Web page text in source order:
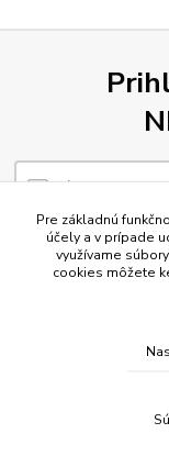
Súhlasím so
Nepremeškajte
Pre základnú
účely a v prípade
využívame
cookies môžete